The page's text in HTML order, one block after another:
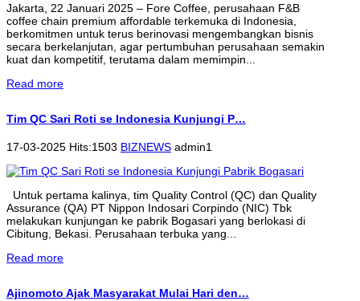
Jakarta, 22 Januari 2025 – Fore Coffee, perusahaan F&B
coffee chain premium affordable terkemuka di Indonesia,
berkomitmen untuk terus berinovasi mengembangkan bisnis
secara berkelanjutan, agar pertumbuhan perusahaan semakin
kuat dan kompetitif, terutama dalam memimpin...
Read more
Tim QC Sari Roti se Indonesia Kunjungi P…
17-03-2025 Hits:1503 BIZNEWS admin1
Untuk pertama kalinya, tim Quality Control (QC) dan Quality
Assurance (QA) PT Nippon Indosari Corpindo (NIC) Tbk
melakukan kunjungan ke pabrik Bogasari yang berlokasi di
Cibitung, Bekasi. Perusahaan terbuka yang...
Read more
Ajinomoto Ajak Masyarakat Mulai Hari den…